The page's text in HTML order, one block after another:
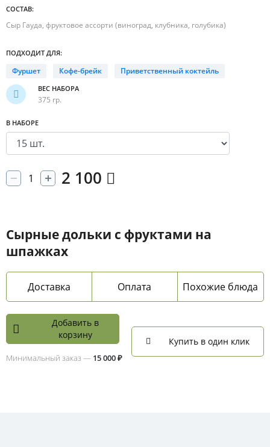
Сырные дольки с фруктами на
шпажках
Доставка Оплата Похожие блюда
СОСТАВ:
Сыр Гауда, фруктовое ассорти (виноград, клубника, голубика)
ПОДХОДИТ ДЛЯ:
Фуршет Кофе-брейк Приветственный коктейль
ВЕС НАБОРА
375 гр.
В НАБОРЕ
2 100
Добавить в
корзину
Минимальный заказ — 15 000 ₽
Купить в один клик